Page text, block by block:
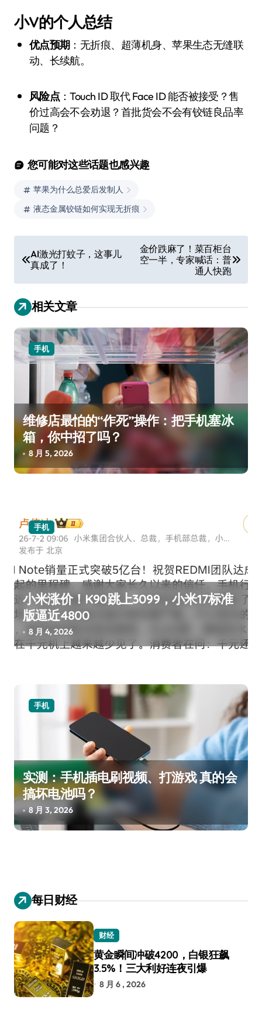
小V的个人总结
优点预期：无折痕、超薄机身、苹果生态无缝联
动、长续航。
风险点：Touch ID 取代 Face ID 能否被接受？售
价过高会不会劝退？首批货会不会有铰链良品率
问题？
您可能对这些话题也感兴趣
苹果为什么总爱后发制人
液态金属铰链如何实现无折痕
章
导
航
AI激光打蚊子，这事儿
真成了！
金价跌麻了！菜百柜台
空一半，专家喊话：普
通人快跑
相关文章
手机
维修店最怕的“作死”操作：把手机塞冰
箱，你中招了吗？
8 月 5, 2026
手机
小米涨价！K90跳上3099，小米17标准
版逼近4800
8 月 4, 2026
手机
实测：手机插电刷视频、打游戏 真的会
搞坏电池吗？
8 月 3, 2026
每日财经
财经
黄金瞬间冲破4200，白银狂飙
3.5%！三大利好连夜引爆
8 月 6 , 2026